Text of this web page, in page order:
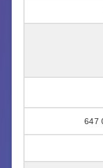
647